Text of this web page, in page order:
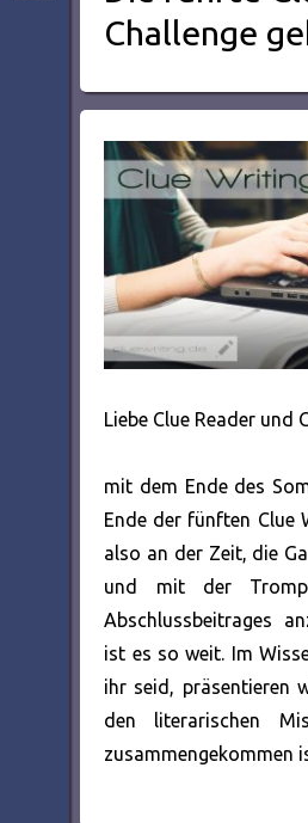
Challenge
Liebe Clue Reader und
mit dem Ende des
Ende der fünften Clue
also an der Zeit, die
und mit der
Abschlussbeitrages
ist es so weit. Im
ihr seid, präsentieren
den literarischen
zusammengekommen